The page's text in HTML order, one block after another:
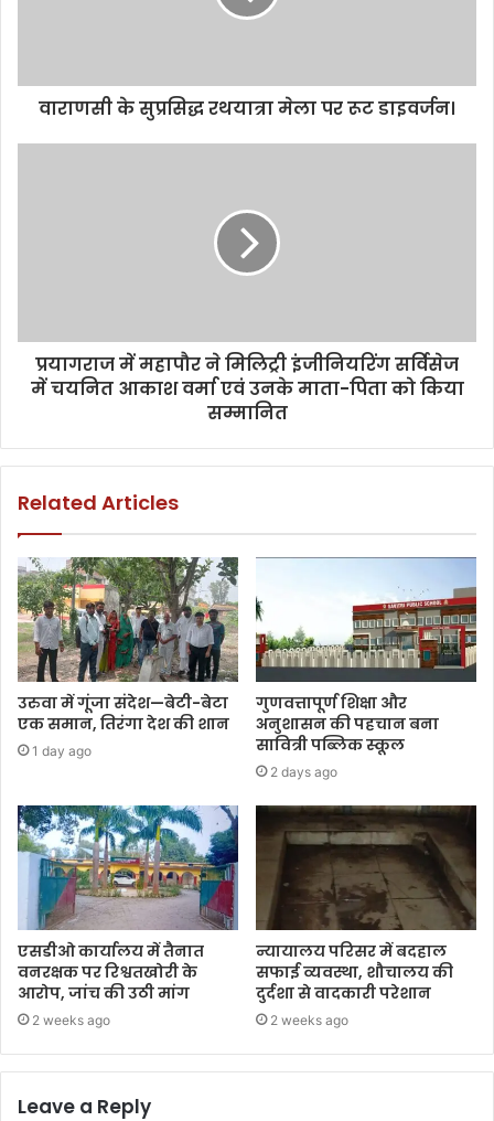
वाराणसी के सुप्रसिद्ध रथयात्रा मेला पर रूट डाइवर्जन।
प्रयागराज में महापौर ने मिलिट्री इंजीनियरिंग सर्विसेज
में चयनित आकाश वर्मा एवं उनके माता-पिता को किया
सम्मानित
Related Articles
उरुवा में गूंजा संदेश—बेटी-बेटा
एक समान, तिरंगा देश की शान
1 day ago
गुणवत्तापूर्ण शिक्षा और
अनुशासन की पहचान बना
सावित्री पब्लिक स्कूल
2 days ago
एसडीओ कार्यालय में तैनात
वनरक्षक पर रिश्वतखोरी के
आरोप, जांच की उठी मांग
2 weeks ago
न्यायालय परिसर में बदहाल
सफाई व्यवस्था, शौचालय की
दुर्दशा से वादकारी परेशान
2 weeks ago
Leave a Reply